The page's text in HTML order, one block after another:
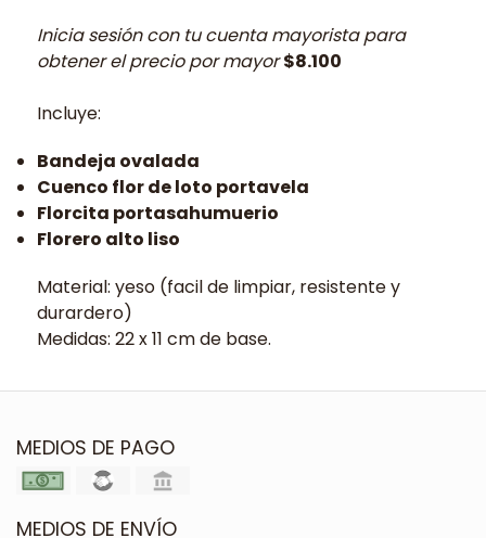
Inicia sesión con tu cuenta mayorista para
obtener el precio por mayor$8.100
Incluye:
Bandeja ovalada
Cuenco flor de loto portavela
Florcita portasahumuerio
Florero alto liso
Material: yeso (facil de limpiar, resistente y
durardero)
Medidas: 22 x 11 cm de base.
MEDIOS DE PAGO
MEDIOS DE ENVÍO